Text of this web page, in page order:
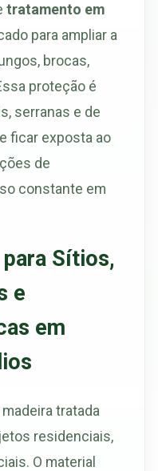
tratamento em
para ampliar a
brocas,
proteção é
serranas e de
ficar exposta ao
de
constante em
Sítios,
e
em
tratada
residenciais,
O material